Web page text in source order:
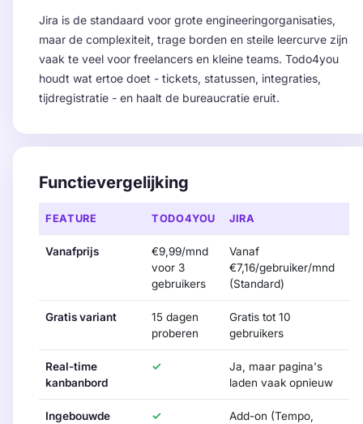
Jira is de standaard voor grote engineeringorganisaties,
maar de complexiteit, trage borden en steile leercurve zijn
vaak te veel voor freelancers en kleine teams. Todo4you
houdt wat ertoe doet - tickets, statussen, integraties,
tijdregistratie - en haalt de bureaucratie eruit.
Functievergelijking
FEATURE TODO4YOU JIRA
Vanafprijs
€9,99/mnd
voor 3
gebruikers
Vanaf
€7,16/gebruiker/mnd
(Standard)
Gratis variant
15 dagen
proberen
Gratis tot 10
gebruikers
Real-time
kanbanbord
✓
Ja, maar pagina's
laden vaak opnieuw
Ingebouwde
✓
Add-on (Tempo,